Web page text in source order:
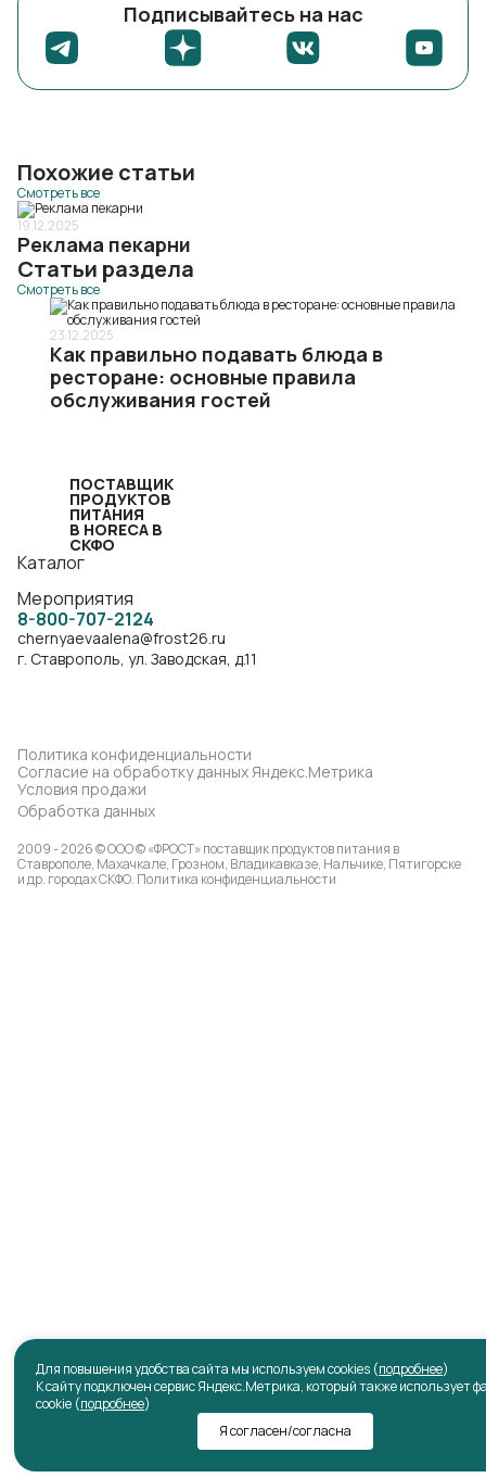
Для повышения удобства сайта мы используем cookies (подробнее)
К сайту подключен сервис Яндекс.Метрика, который также использует
cookie (подробнее)
Я согласен/согласна
Подписывайтесь на нас
Похожие статьи
Смотреть все
19.12.2025
Реклама пекарни
Статьи раздела
Смотреть все
23.12.2025
Как правильно подавать блюда в
ресторане: основные правила
обслуживания гостей
ПОСТАВЩИК
ПРОДУКТОВ
ПИТАНИЯ
В HORECA В
СКФО
Каталог
Мероприятия
8-800-707-2124
chernyaevaalena@frost26.ru
г. Ставрополь, ул. Заводская, д.11
Политика конфиденциальности
Согласие на обработку данных Яндекс.Метрика
Условия продажи
Обработка данных
2009 - 2026 © ООО © «ФРОСТ» поставщик продуктов питания в
Ставрополе, Махачкале, Грозном, Владикавказе, Нальчике, Пятигорске
и др. городах СКФО. Политика конфиденциальности